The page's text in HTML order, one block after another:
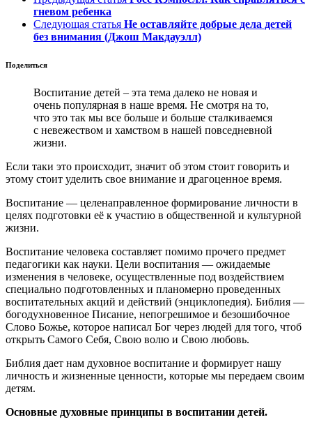
гневом ребенка
Следующая статья Не оставляйте добрые дела детей
без внимания (Джош Макдауэлл)
Поделиться
Воспитание детей – эта тема далеко не новая и
очень популярная в наше время. Не смотря на то,
что это так мы все больше и больше сталкиваемся
с невежеством и хамством в нашей повседневной
жизни.
Если таки это происходит, значит об этом стоит говорить и
этому стоит уделить свое внимание и драгоценное время.
Воспитание — целенаправленное формирование личности в
целях подготовки её к участию в общественной и культурной
жизни.
Воспитание человека составляет помимо прочего предмет
педагогики как науки. Цели воспитания — ожидаемые
изменения в человеке, осуществленные под воздействием
специально подготовленных и планомерно проведенных
воспитательных акций и действий (энциклопедия). Библия —
богодухновенное Писание, непогрешимое и безошибочное
Слово Божье, которое написал Бог через людей для того, чтоб
открыть Самого Себя, Свою волю и Свою любовь.
Библия дает нам духовное воспитание и формирует нашу
личность и жизненные ценности, которые мы передаем своим
детям.
Основные духовные принципы в воспитании детей.